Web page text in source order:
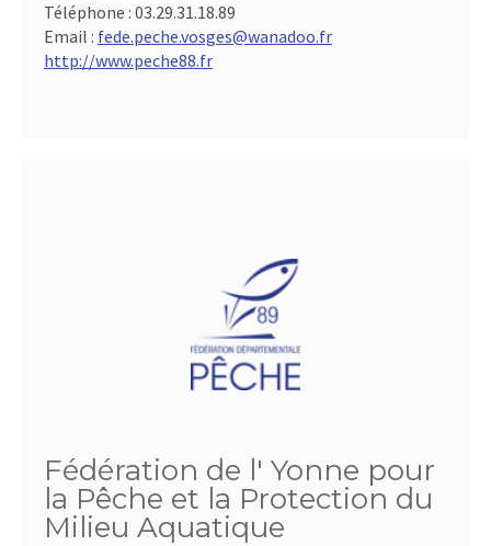
Téléphone : 03.29.31.18.89
Email : fede.peche.vosges@wanadoo.fr
http://www.peche88.fr
Fédération de l' Yonne pour
la Pêche et la Protection du
Milieu Aquatique